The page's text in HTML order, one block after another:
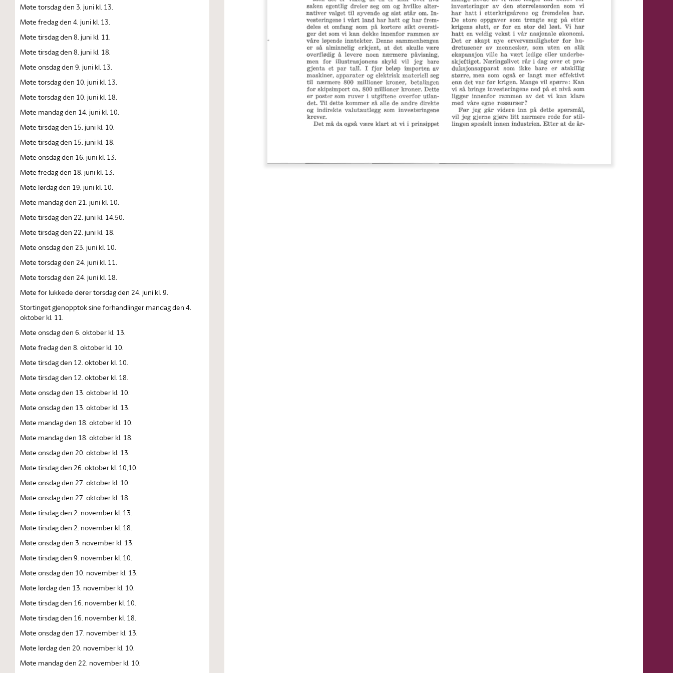
Møte torsdag den 3. juni kl. 13.
Møte fredag den 4. juni kl. 13.
Møte tirsdag den 8. juni kl. 11.
Møte tirsdag den 8. juni kl. 18.
Møte onsdag den 9. juni kl. 13.
Møte torsdag den 10. juni kl. 13.
Møte torsdag den 10. juni kl. 18.
Møte mandag den 14. juni kl. 10.
Møte tirsdag den 15. juni kl. 10.
Møte tirsdag den 15. juni kl. 18.
Møte onsdag den 16. juni kl. 13.
Møte fredag den 18. juni kl. 13.
Møte lørdag den 19. juni kl. 10.
Møte mandag den 21. juni kl. 10.
Møte tirsdag den 22. juni kl. 14.50.
Møte tirsdag den 22. juni kl. 18.
Møte onsdag den 23. juni kl. 10.
Møte torsdag den 24. juni kl. 11.
Møte torsdag den 24. juni kl. 18.
Møte for lukkede dører torsdag den 24. juni kl. 9.
Stortinget gjenopptok sine forhandlinger mandag den 4.
oktober kl. 11.
Møte onsdag den 6. oktober kl. 13.
Møte fredag den 8. oktober kl. 10.
Møte tirsdag den 12. oktober kl. 10.
Møte tirsdag den 12. oktober kl. 18.
Møte onsdag den 13. oktober kl. 10.
Møte onsdag den 13. oktober kl. 13.
Møte mandag den 18. oktober kl. 10.
Møte mandag den 18. oktober kl. 18.
Møte onsdag den 20. oktober kl. 13.
Møte tirsdag den 26. oktober kl. 10,10.
Møte onsdag den 27. oktober kl. 10.
Møte onsdag den 27. oktober kl. 18.
Møte tirsdag den 2. november kl. 13.
Møte tirsdag den 2. november kl. 18.
Møte onsdag den 3. november kl. 13.
Møte tirsdag den 9. november kl. 10.
Møte onsdag den 10. november kl. 13.
Møte lørdag den 13. november kl. 10.
Møte tirsdag den 16. november kl. 10.
Møte tirsdag den 16. november kl. 18.
Møte onsdag den 17. november kl. 13.
Møte lørdag den 20. november kl. 10.
Møte mandag den 22. november kl. 10.